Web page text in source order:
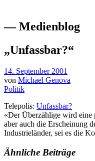
— Medienblog
„Unfassbar?“
14. September 2001
von Michael Genova
Politik
Telepolis: Unfassbar?
«Der Überzählige wird eine
aber auch die Erscheinung
Industrieländer, sei es die
Ähnliche Beiträge